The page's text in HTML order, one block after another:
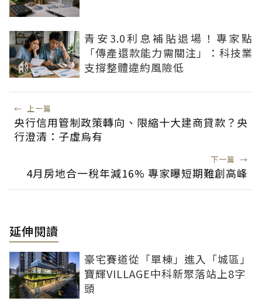
青安3.0利息補貼退場！專家點
「傳產還款能力需關注」：科技業
支撐整體違約風險低
← 上一篇
央行信用管制政策轉向、限縮十大建商貸款？央
行澄清：子虛烏有
下一篇 →
4月房地合一稅年減16% 專家曝短期難創高峰
延伸閱讀
豪宅賽道從「單棟」進入「城區」
寶輝VILLAGE中科新聚落站上8字
頭